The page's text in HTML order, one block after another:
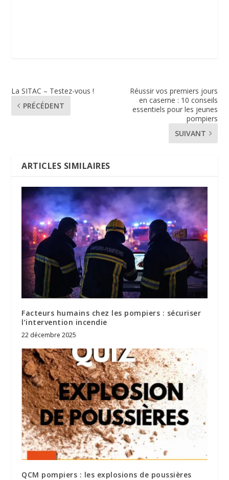
La SITAC – Testez-vous !
PRÉCÉDENT
Réussir vos premiers jours
en caserne : 10 conseils
essentiels pour les jeunes
pompiers
SUIVANT
ARTICLES SIMILAIRES
Facteurs humains chez les pompiers : sécuriser
l’intervention incendie
22 décembre 2025
QCM pompiers : les explosions de poussières